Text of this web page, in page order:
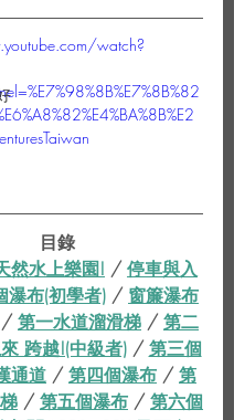
watch?
目錄
然水上樂園! / 停車與入
瀑布(初學者) / 窗簾瀑布
/ 第一水道溜滑梯 / 第二
跨越!(中級者) / 第三個
通道 / 第四個瀑布 / 第
/ 第五個瀑布 / 第六個